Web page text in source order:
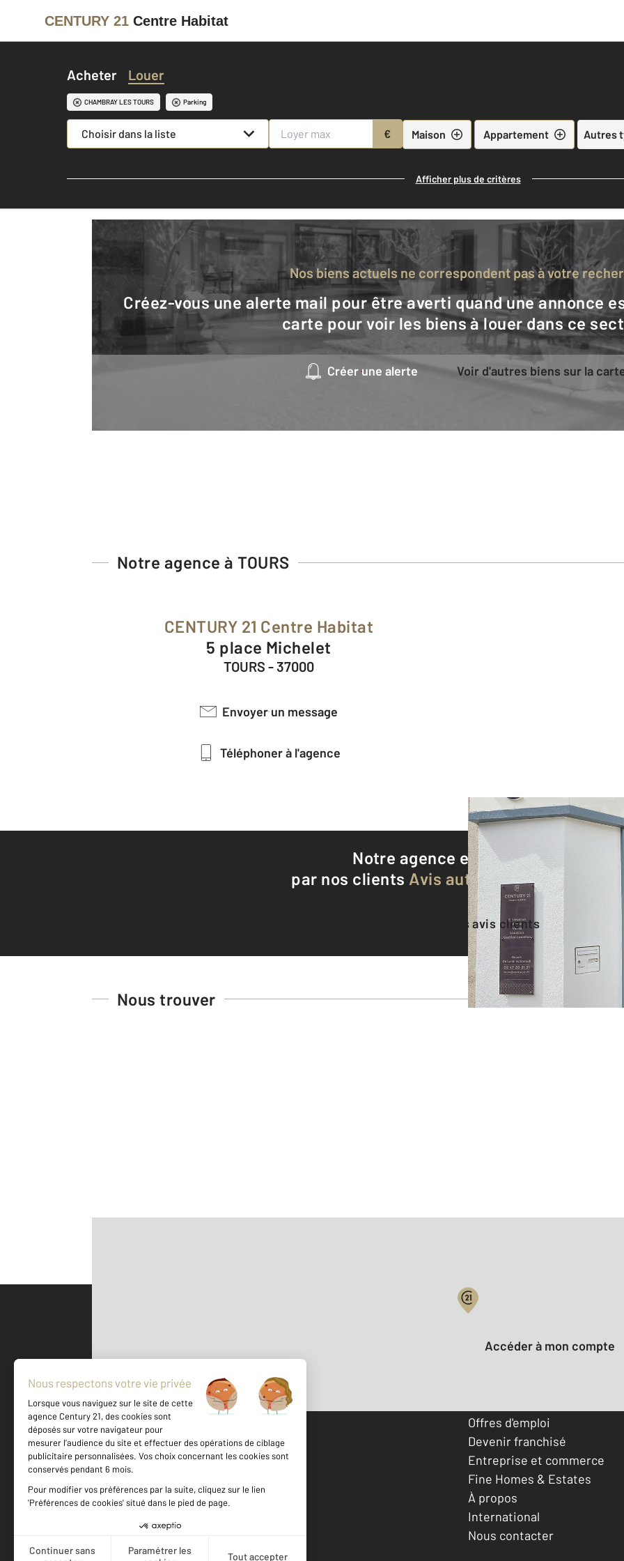
CENTURY 21 Centre Habitat
Acheter Louer
CHAMBRAY LES TOURS Parking
Choisir dans la liste € Maison Appartement Autres
Afficher plus de critères
Nos biens actuels ne correspondent pas à votre
Créez-vous une alerte mail pour être averti quand une annonce est en ligne et consultez la
carte pour voir les biens à louer dans ce
Créer une alerte Voir d'autres biens sur la
Notre agence à TOURS
CENTURY 21 Centre Habitat
5 place Michelet
TOURS - 37000
Envoyer un message
Téléphoner à l'agence
Notre agence est notée9,2/10
par nos clients Avis authentifiés par
Voir tous les avis clients
Nous trouver
500 m ©Mappy
Votre compte :
Accéder à mon compte
Votre agence est notée
Achat
Location
Offres d'emploi
Devenir franchisé
Entreprise et commerce
Fine Homes & Estates
À propos
International
Nous contacter